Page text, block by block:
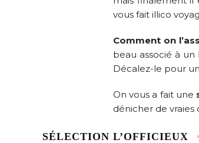
vous fait illico
Comment on
beau associé à
Décalez-le pour
On vous a fait une
dénicher de
SÉLECTION L’OFFICIEUX